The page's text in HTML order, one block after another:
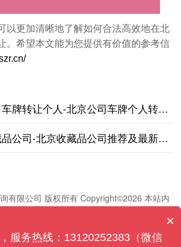
以更加清晰地了解如何合法高效地在北
。希望本文能为您提供有价值的参考信
转让个人-北京公司车牌个人转让流程及注意事项
公司-北京收藏品公司推荐及最新资讯
有限公司 版权所有 Copyright©2026 本站内
阳区建国路88号院10号SOHO现代城A座
×
服务热线：13120252383（微信